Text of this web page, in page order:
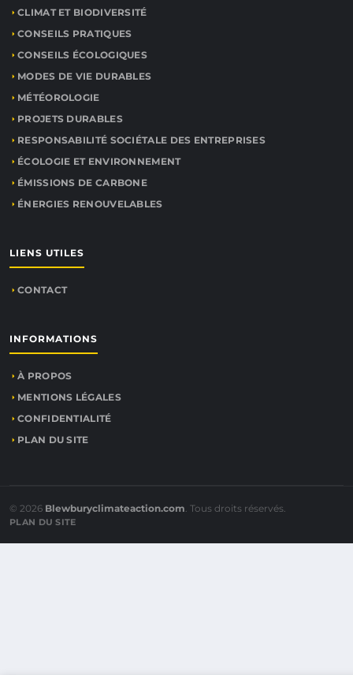
CLIMAT ET BIODIVERSITÉ
CONSEILS PRATIQUES
CONSEILS ÉCOLOGIQUES
MODES DE VIE DURABLES
MÉTÉOROLOGIE
PROJETS DURABLES
RESPONSABILITÉ SOCIÉTALE DES ENTREPRISES
ÉCOLOGIE ET ENVIRONNEMENT
ÉMISSIONS DE CARBONE
ÉNERGIES RENOUVELABLES
LIENS UTILES
CONTACT
INFORMATIONS
À PROPOS
MENTIONS LÉGALES
CONFIDENTIALITÉ
PLAN DU SITE
© 2026 Blewburyclimateaction.com. Tous droits réservés.
PLAN DU SITE